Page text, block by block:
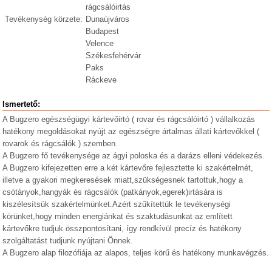
rágcsálóirtás
Tevékenység körzete: Dunaújváros
Budapest
Velence
Székesfehérvár
Paks
Ráckeve
Ismertető:
A Bugzero egészségügyi kártevőirtó ( rovar és rágcsálóirtó ) vállalkozás
hatékony megoldásokat nyújt az egészségre ártalmas állati kártevőkkel (
rovarok és rágcsálók ) szemben.
A Bugzero fő tevékenysége az ágyi poloska és a darázs elleni védekezés.
A Bugzero kifejezetten erre a két kártevőre fejlesztette ki szakértelmét,
illetve a gyakori megkeresések miatt,szükségesnek tartottuk,hogy a
csótányok,hangyák és rágcsálók (patkányok,egerek)irtására is
kiszélesítsük szakértelmünket.Azért szűkítettük le tevékenységi
körünket,hogy minden energiánkat és szaktudásunkat az említett
kártevőkre tudjuk összpontosítani, így rendkívül precíz és hatékony
szolgáltatást tudjunk nyújtani Önnek.
A Bugzero alap filozófiája az alapos, teljes körű és hatékony munkavégzés.